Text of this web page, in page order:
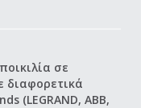
σε
διαφορετικά
(LEGRAND, ΑΒΒ,